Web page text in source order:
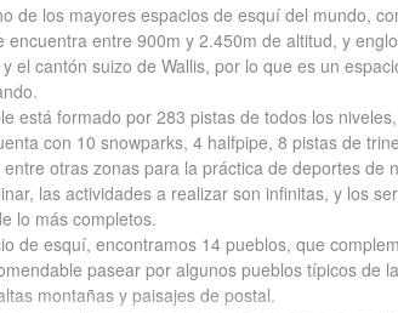
de los mayores espacios de esquí del mundo,
encuentra entre 900m y 2.450m de altitud, y
el cantón suizo de Wallis, por lo que es un
está formado por 283 pistas de todos los
con 10 snowparks, 4 halfpipe, 8 pistas de
otras zonas para la práctica de deportes de
las actividades a realizar son infinitas, y los
lo más completos.
de esquí, encontramos 14 pueblos, que
pasear por algunos pueblos típicos de
montañas y paisajes de postal.